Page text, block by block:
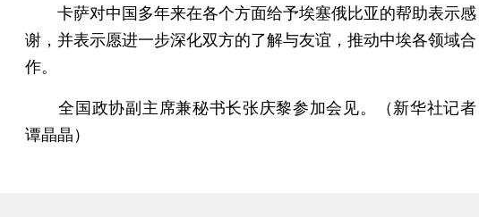
卡萨对中国多年来在各个方面给予埃塞俄比亚的帮助表示感
谢，并表示愿进一步深化双方的了解与友谊，推动中埃各领域合
作。
全国政协副主席兼秘书长张庆黎参加会见。（新华社记者
谭晶晶）